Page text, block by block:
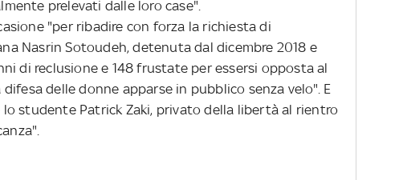
prelevati dalle loro case".
"per ribadire con forza la richiesta di
Nasrin Sotoudeh, detenuta dal dicembre 2018 e
di reclusione e 148 frustate per essersi opposta al
delle donne apparse in pubblico senza velo". E
studente Patrick Zaki, privato della libertà al rientro